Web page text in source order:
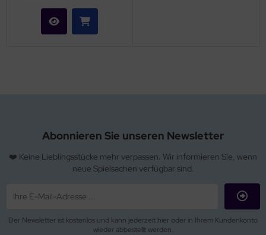
Abonnieren Sie unseren Newsletter
❤️ Keine Lieblingsstücke mehr verpassen. Wir informieren Sie, wenn
neue Spielsachen verfügbar sind.
Der Newsletter ist kostenlos und kann jederzeit hier oder in Ihrem Kundenkonto
wieder abbestellt werden.